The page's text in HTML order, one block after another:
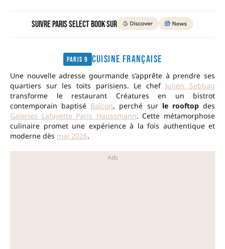
Suivre Paris Select Book sur
Paris 9 CUISINE FRANÇAISE
Une nouvelle adresse gourmande s’apprête à prendre ses
quartiers sur les toits parisiens. Le chef Julien Sebbag
transforme le restaurant Créatures en un bistrot
contemporain baptisé Balcon, perché sur le rooftopdes
Galeries Lafayette Paris Haussmann. Cette métamorphose
culinaire promet une expérience à la fois authentique et
moderne dès mai 2026.